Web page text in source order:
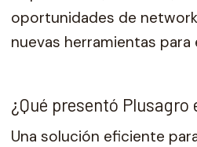
oportunidades de
nuevas herramientas
¿Qué presentó Plusagro
Una solución eficiente